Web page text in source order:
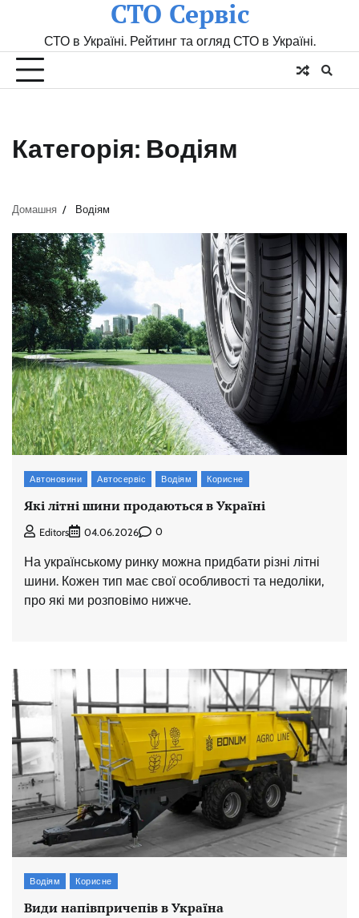
СТО Сервіс
СТО в Україні. Рейтинг та огляд СТО в Україні.
Категорія: Водіям
Домашня Водіям
Автоновини Автосервіс Водіям Корисне
Які літні шини продаються в Україні
Editors 04.06.2026 0
На українському ринку можна придбати різні літні
шини. Кожен тип має свої особливості та недоліки,
про які ми розповімо нижче.
Водіям Корисне
Види напівпричепів в Україна